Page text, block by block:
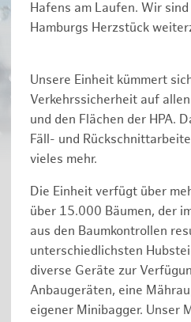
Hafens am Laufen. Wir
Hamburgs Herzstück
Unsere Einheit kümmert
Verkehrssicherheit auf
und den Flächen der HPA.
Fäll- und
vieles mehr.
Die Einheit verfügt über
über 15.000 Bäumen, der
aus den Baumkontrollen
unterschiedlichsten
diverse Geräte zur
Anbaugeräten, eine
eigener Minibagger. Unser